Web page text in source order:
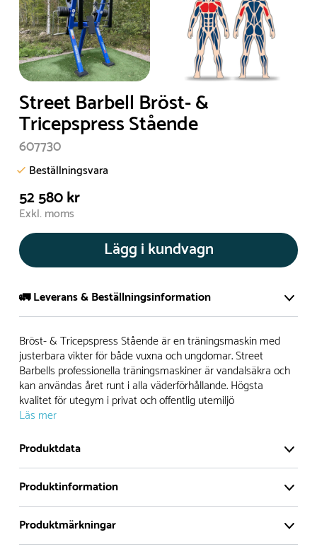
Street Barbell Bröst- &
Tricepspress Stående
607730
Beställningsvara
52 580 kr
Exkl. moms
Lägg i kundvagn
🚛 Leverans & Beställningsinformation
Normalt sätt tillverkar vi alla produkter efter beställning.
Detta gör vi för att garantera att du inte ska få en produkt
som legat på en hylla under längre tid och därför förkortat
livslängden på produkten.
Däremot har vi många produkter utan trä som kan
levereras i stort sett omgående, exempelvis Boulder Rocks,
gungor, mål, basket, bordtennis, fristående rutschar,
klätternät, studsmattor, bänkbord med mera.
Normalt sätt är leveranstiden på standardprodukter som
tillverkas efter beställning ca 4-8 veckor. Specialprodukter
Bröst- & Tricepspress Stående är en träningsmaskin med
justerbara vikter för både vuxna och ungdomar. Street
Barbells professionella träningsmaskiner är vandalsäkra och
kan användas året runt i alla väderförhållande. Högsta
kvalitet för utegym i privat och offentlig utemiljö
Läs mer
Produktdata
Produktinformation
Bröst- & Tricepspress Stående är en
Produktmärkningar